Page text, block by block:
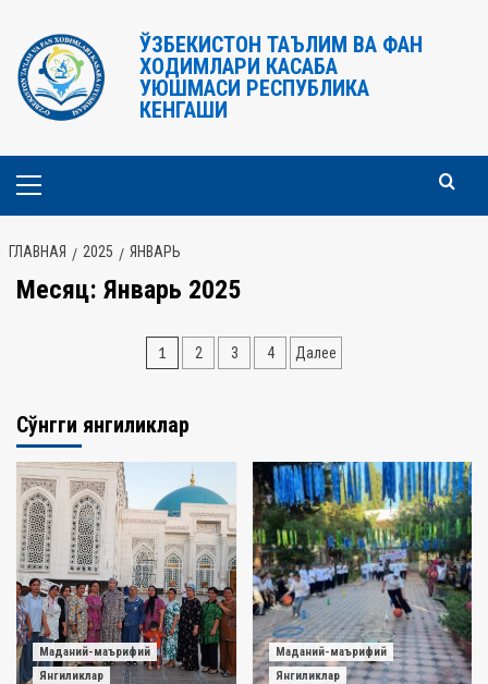
содержимому
ЎЗБЕКИСТОН ТАЪЛИМ ВА ФАН
ХОДИМЛАРИ КАСАБА
УЮШМАСИ РЕСПУБЛИКА
КЕНГАШИ
Основное
ГЛАВНАЯ 2025 ЯНВАРЬ
Месяц: Январь 2025
Навигация
записям
1 2 3 4 Далее
Сўнгги янгиликлар
Маданий-маърифий
Янгиликлар
Маданий-маърифий
Янгиликлар